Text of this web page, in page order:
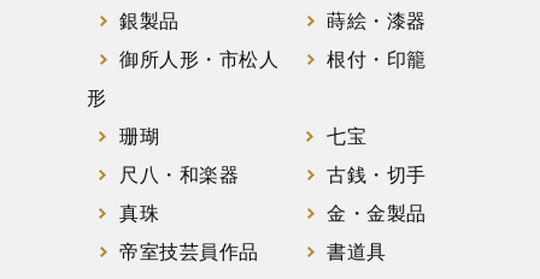
銀製品
蒔絵・漆器
御所人形・市松人
形
根付・印籠
珊瑚
七宝
尺八・和楽器
古銭・切手
真珠
金・金製品
帝室技芸員作品
書道具